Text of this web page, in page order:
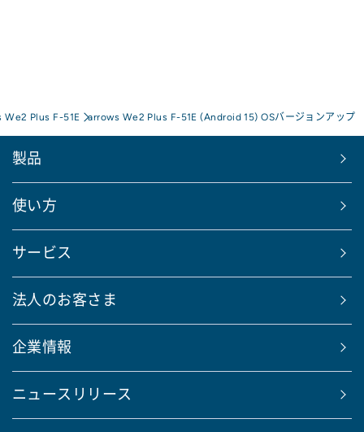
We2 Plus F-51E arrows We2 Plus F-51E (Android 15) OSバージョンアップ
製品
使い方
サービス
法人のお客さま
企業情報
ニュースリリース